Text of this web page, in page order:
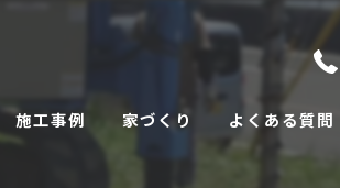
施工事例 家づくり よくある質問